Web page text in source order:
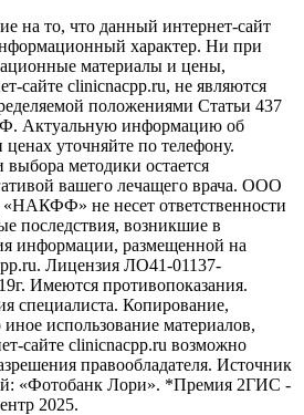
на то, что данный интернет-сайт
характер. Ни при
материалы и цены,
сайте clinicnacpp.ru, не являются
положениями Статьи 437
Актуальную информацию об
уточняйте по телефону.
методики остается
вашего лечащего врача. ООО
не несет ответственности
последствия, возникшие в
информации, размещенной на
Лицензия ЛО41-01137-
Имеются противопоказания.
специалиста. Копирование,
использование материалов,
сайте clinicnacpp.ru возможно
правообладателя. Источник
«Фотобанк Лори». *Премия 2ГИС -
2025.